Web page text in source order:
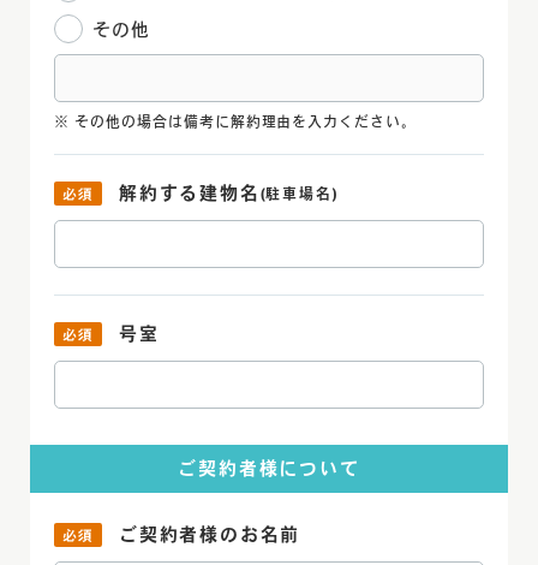
その他
その他の場合は備考に解約理由を入力ください。
解約する建物名 (駐車場名)
号室
ご契約者様について
ご契約者様の お名前